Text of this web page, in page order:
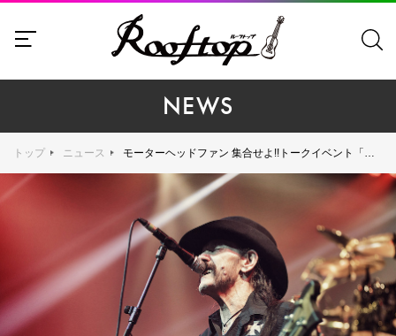
NEWS
トップ ニュース モーターヘッドファン 集合せよ!!トークイベント「モーターヘッドの全アルバムを語る！」開催決定！超貴重なグッズもプレゼント！